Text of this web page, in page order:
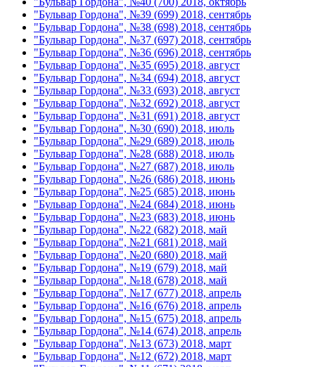
"Бульвар Гордона", №39 (699) 2018, сентябрь
"Бульвар Гордона", №38 (698) 2018, сентябрь
"Бульвар Гордона", №37 (697) 2018, сентябрь
"Бульвар Гордона", №36 (696) 2018, сентябрь
"Бульвар Гордона", №35 (695) 2018, август
"Бульвар Гордона", №34 (694) 2018, август
"Бульвар Гордона", №33 (693) 2018, август
"Бульвар Гордона", №32 (692) 2018, август
"Бульвар Гордона", №31 (691) 2018, август
"Бульвар Гордона", №30 (690) 2018, июль
"Бульвар Гордона", №29 (689) 2018, июль
"Бульвар Гордона", №28 (688) 2018, июль
"Бульвар Гордона", №27 (687) 2018, июль
"Бульвар Гордона", №26 (686) 2018, июнь
"Бульвар Гордона", №25 (685) 2018, июнь
"Бульвар Гордона", №24 (684) 2018, июнь
"Бульвар Гордона", №23 (683) 2018, июнь
"Бульвар Гордона", №22 (682) 2018, май
"Бульвар Гордона", №21 (681) 2018, май
"Бульвар Гордона", №20 (680) 2018, май
"Бульвар Гордона", №19 (679) 2018, май
"Бульвар Гордона", №18 (678) 2018, май
"Бульвар Гордона", №17 (677) 2018, апрель
"Бульвар Гордона", №16 (676) 2018, апрель
"Бульвар Гордона", №15 (675) 2018, апрель
"Бульвар Гордона", №14 (674) 2018, апрель
"Бульвар Гордона", №13 (673) 2018, март
"Бульвар Гордона", №12 (672) 2018, март